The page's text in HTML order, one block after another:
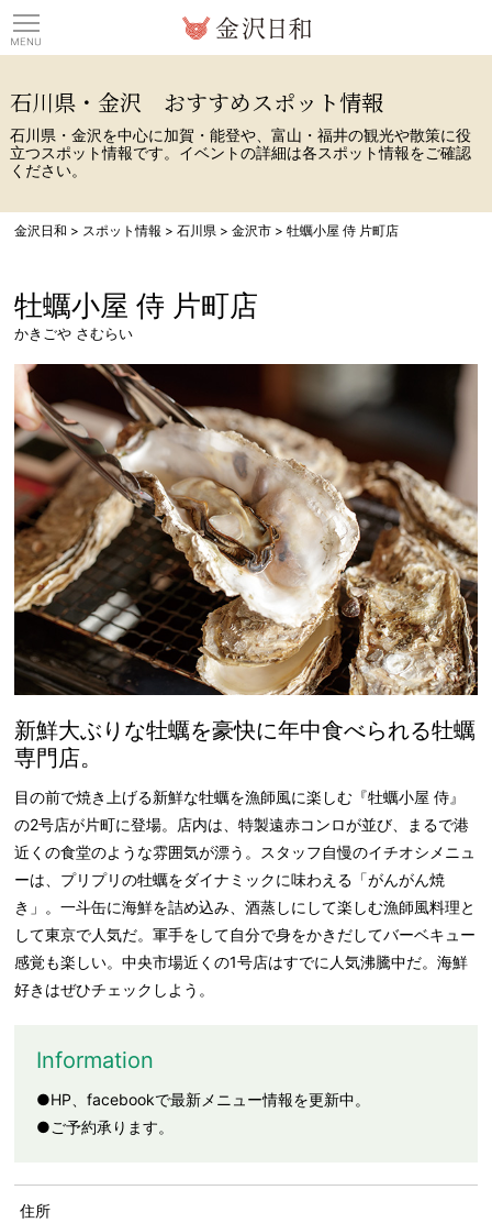
石川県・金沢 おすすめスポット情報
石川県・金沢を中心に加賀・能登や、富山・福井の観光や散策に役
立つスポット情報です。イベントの詳細は各スポット情報をご確認
ください。
金沢日和 > スポット情報 >石川県 >金沢市 >牡蠣小屋 侍 片町店
牡蠣小屋 侍 片町店
かきごや さむらい
新鮮大ぶりな牡蠣を豪快に年中食べられる牡蠣
専門店。
目の前で焼き上げる新鮮な牡蠣を漁師風に楽しむ『牡蠣小屋 侍』
の2号店が片町に登場。店内は、特製遠赤コンロが並び、まるで港
近くの食堂のような雰囲気が漂う。スタッフ自慢のイチオシメニュ
ーは、プリプリの牡蠣をダイナミックに味わえる「がんがん焼
き」。一斗缶に海鮮を詰め込み、酒蒸しにして楽しむ漁師風料理と
して東京で人気だ。軍手をして自分で身をかきだしてバーベキュー
感覚も楽しい。中央市場近くの1号店はすでに人気沸騰中だ。海鮮
好きはぜひチェックしよう。
Information
●HP、facebookで最新メニュー情報を更新中。
●ご予約承ります。
住所